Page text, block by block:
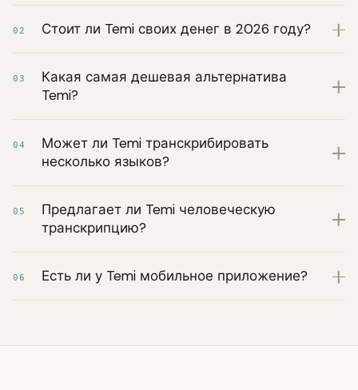
02 Стоит ли Temi своих денег в 2026 году?
03
Какая самая дешевая альтернатива
Temi?
04
Может ли Temi транскрибировать
несколько языков?
05
Предлагает ли Temi человеческую
транскрипцию?
06 Есть ли у Temi мобильное приложение?